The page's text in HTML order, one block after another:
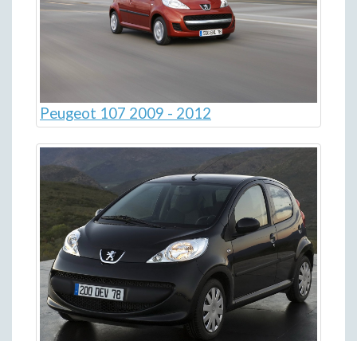
Peugeot 107 2009 - 2012